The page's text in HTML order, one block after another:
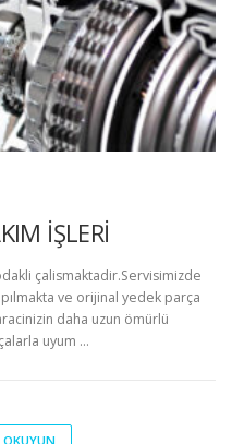
İŞLERİ
çalismaktadir.Servisimizde
ve orijinal yedek parça
daha uzun ömürlü
uyum …